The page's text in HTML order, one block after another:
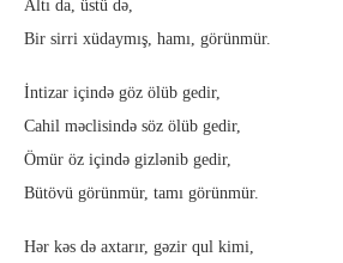
Altı da, üstü də,
Bir sirri xüdaymış, hamı, görünmür.
İntizar içində göz ölüb gedir,
Cahil məclisində söz ölüb gedir,
Ömür öz içində gizlənib gedir,
Bütövü görünmür, tamı görünmür.
Hər kəs də axtarır, gəzir qul kimi,